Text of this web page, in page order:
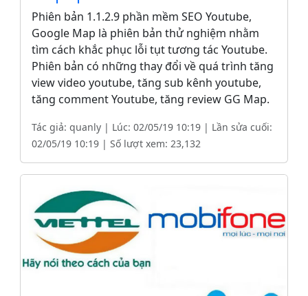
Phiên bản 1.1.2.9 phần mềm SEO Youtube,
Google Map là phiên bản thử nghiệm nhằm
tìm cách khắc phục lỗi tụt tương tác Youtube.
Phiên bản có những thay đổi về quá trình tăng
view video youtube, tăng sub kênh youtube,
tăng comment Youtube, tăng review GG Map.
Tác giả: quanly | Lúc: 02/05/19 10:19 | Lần sửa cuối:
02/05/19 10:19 | Số lượt xem: 23,132